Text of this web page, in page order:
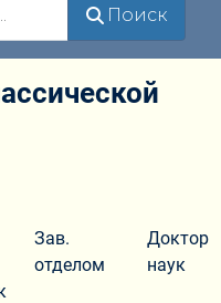
Поиск
Зав.
отделом
Доктор
наук